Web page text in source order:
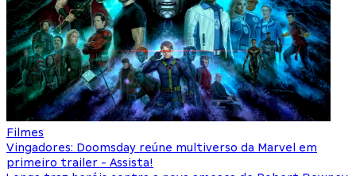
Filmes
Vingadores: Doomsday reúne multiverso da Marvel em
primeiro trailer - Assista!